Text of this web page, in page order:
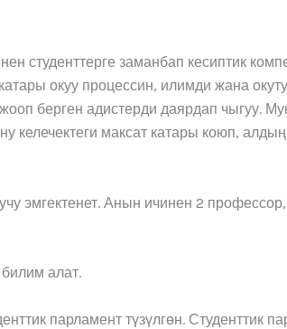
студенттерге заманбап кесиптик
окуу процессин, илимди жана
берген адистерди даярдап чыгуу.
келечектеги максат катары коюп,
эмгектенет. Анын ичинен 2
билим алат.
парламент түзүлгөн. Студенттик